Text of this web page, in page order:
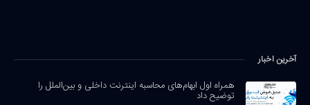
آخرین اخبار
همراه اول ابهام‌های محاسبه اینترنت داخلی و بین‌الملل را
توضیح داد